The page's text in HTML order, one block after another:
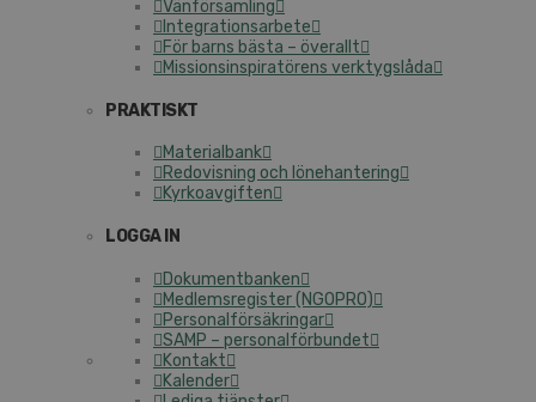
Vänförsamling
Integrationsarbete
För barns bästa – överallt
Missionsinspiratörens verktygslåda
PRAKTISKT
Materialbank
Redovisning och lönehantering
Kyrkoavgiften
LOGGA IN
Dokumentbanken
Medlemsregister (NGOPRO)
Personalförsäkringar
SAMP – personalförbundet
Kontakt
Kalender